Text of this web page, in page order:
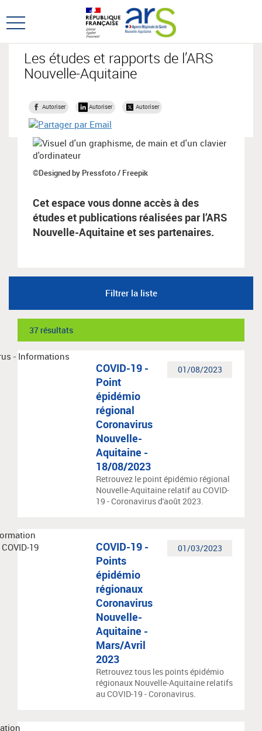
au
menu
au
contenu
Ouvrir
menu
principal
Les études et rapports de l’ARS
Nouvelle-Aquitaine
Autoriser Autoriser Autoriser
©Designed by Pressfoto / Freepik
Cet espace vous donne accès à des
études et publications réalisées par l’ARS
Nouvelle-Aquitaine et ses partenaires.
Filtrer la liste
37 résultats
01/08/2023
COVID-19 -
Point
épidémio
régional
Coronavirus
Nouvelle-
Aquitaine -
18/08/2023
Retrouvez le point épidémio régional
Nouvelle-Aquitaine relatif au COVID-
19 - Coronavirus d'août 2023.
01/03/2023
COVID-19 -
Points
épidémio
régionaux
Coronavirus
Nouvelle-
Aquitaine -
Mars/Avril
2023
Retrouvez tous les points épidémio
régionaux Nouvelle-Aquitaine relatifs
au COVID-19 - Coronavirus.